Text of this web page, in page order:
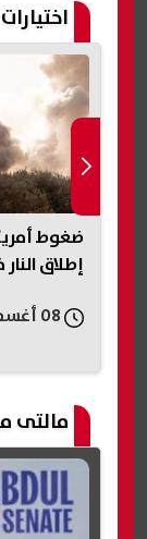
«عار
على حكم
مالتى